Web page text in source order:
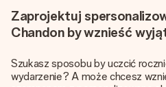
Zaprojektuj
Chandon by wznieść
Szukasz sposobu by uczcić
wydarzenie? A może chcesz